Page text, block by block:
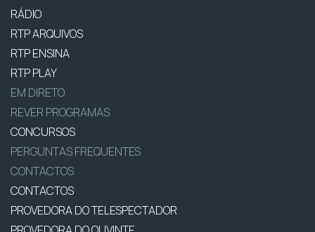
RÁDIO
RTP ARQUIVOS
RTP ENSINA
RTP PLAY
EM DIRETO
REVER PROGRAMAS
CONCURSOS
PERGUNTAS FREQUENTES
CONTACTOS
CONTACTOS
PROVEDORA DO TELESPECTADOR